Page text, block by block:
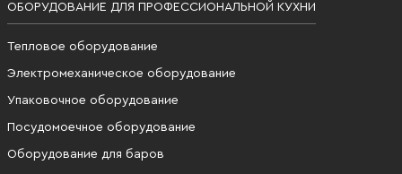
ОБОРУДОВАНИЕ ДЛЯ ПРОФЕССИОНАЛЬНОЙ КУХНИ
Тепловое оборудование
Электромеханическое оборудование
Упаковочное оборудование
Посудомоечное оборудование
Оборудование для баров